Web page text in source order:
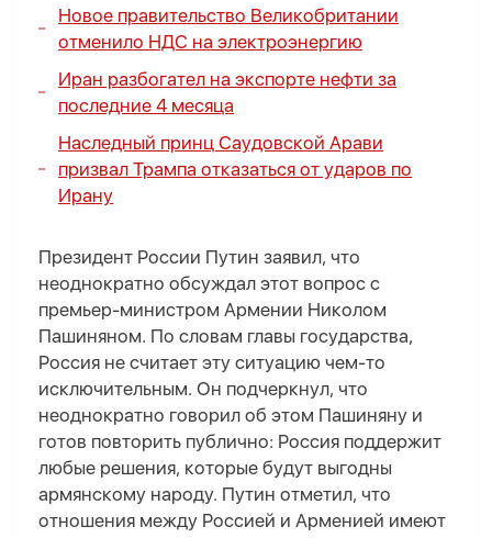
Новое правительство Великобритании
отменило НДС на электроэнергию
Иран разбогател на экспорте нефти за
последние 4 месяца
Наследный принц Саудовской Арави
призвал Трампа отказаться от ударов по
Ирану
Президент России Путин заявил, что
неоднократно обсуждал этот вопрос с
премьер-министром Армении Николом
Пашиняном. По словам главы государства,
Россия не считает эту ситуацию чем-то
исключительным. Он подчеркнул, что
неоднократно говорил об этом Пашиняну и
готов повторить публично: Россия поддержит
любые решения, которые будут выгодны
армянскому народу. Путин отметил, что
отношения между Россией и Арменией имеют